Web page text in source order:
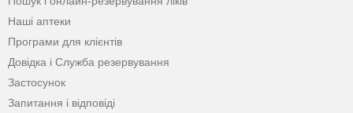
Наші аптеки
Програми для клієнтів
Довідка і Служба резервування
Застосунок
Запитання і відповіді